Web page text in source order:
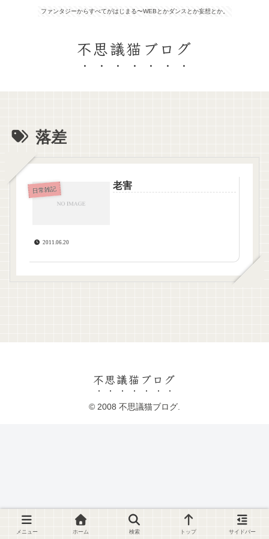
ファンタジーからすべてがはじまる〜WEBとかダンスとか妄想とか。
不思議猫ブログ
落差
日常雑記 老害
2011.06.20
不思議猫ブログ
© 2008 不思議猫ブログ.
メニュー ホーム 検索 トップ サイドバー